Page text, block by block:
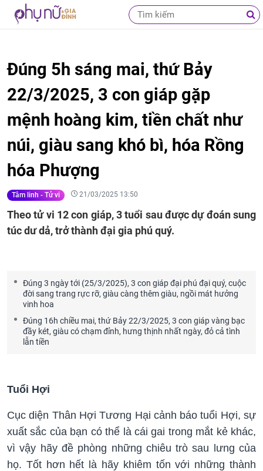
Đúng 5h sáng mai, thứ Bảy
22/3/2025, 3 con giáp gặp
mệnh hoàng kim, tiền chất như
núi, giàu sang khó bì, hóa Rồng
hóa Phượng
Tâm linh - Tử vi 21/03/2025 13:50
Theo tử vi 12 con giáp, 3 tuổi sau được dự đoán sung
túc dư dả, trở thành đại gia phú quý.
Đúng 3 ngày tới (25/3/2025), 3 con giáp đại phú đại quý, cuộc
đời sang trang rực rỡ, giàu càng thêm giàu, ngồi mát hưởng
vinh hoa
Đúng 16h chiều mai, thứ Bảy 22/3/2025, 3 con giáp vàng bạc
đầy két, giàu có chạm đỉnh, hưng thịnh nhất ngày, đỏ cả tình
lẫn tiền
Tuổi Hợi
Cục diện Thân Hợi Tương Hại cảnh báo tuổi Hợi, sự
xuất sắc của bạn có thể là cái gai trong mắt kẻ khác,
vì vậy hãy đề phòng những chiêu trò sau lưng của
họ. Tốt hơn hết là hãy khiêm tốn với những thành